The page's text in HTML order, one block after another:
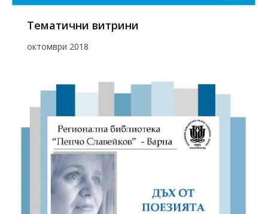
Тематични витрини
октомври 2018